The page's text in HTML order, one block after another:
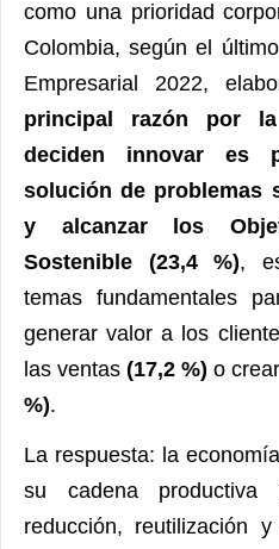
como una prioridad
Colombia, según el
Empresarial 2022,
principal razón por
deciden innovar es
solución de problemas
y alcanzar los
Sostenible (23,4 %),
temas fundamentales
generar valor a los
las ventas (17,2 %) o
%).
La respuesta: la
su cadena productiva
reducción, reutilización